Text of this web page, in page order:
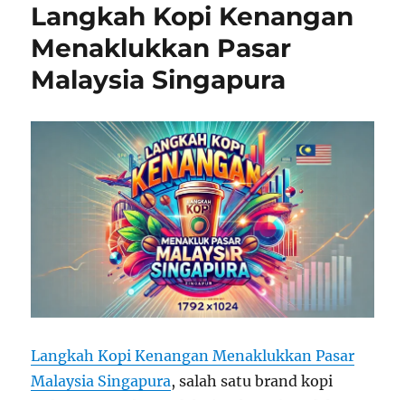
Langkah Kopi Kenangan
Menaklukkan Pasar
Malaysia Singapura
Langkah Kopi Kenangan Menaklukkan Pasar
Malaysia Singapura, salah satu brand kopi